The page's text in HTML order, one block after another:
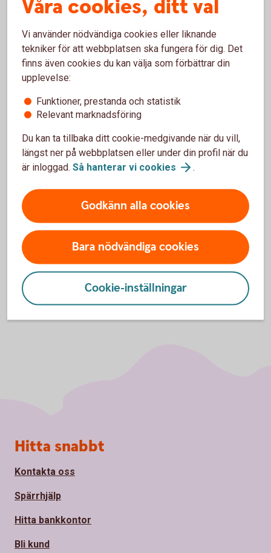
söker? Behöver du annan hjälp?
Kontakta Sparbanken Tranemo via vår telefonväxel.
Ring 0325 - 471 00
Du kan också hitta svar på vanliga frågor:
dödsbo
och statistik.
Inställningar för cookies
Våra cookies, ditt val
Vi använder nödvändiga cookies eller liknande
tekniker för att webbplatsen ska fungera för dig. Det
finns även cookies du kan välja som förbättrar din
upplevelse:
Funktioner, prestanda och statistik
Relevant marknadsföring
Du kan ta tillbaka ditt cookie-medgivande när du vill,
längst ner på webbplatsen eller under din profil när du
är inloggad. Så hanterar vi cookies .
Godkänn alla cookies
Bara nödvändiga cookies
Cookie-inställningar
Sidfot
Hitta snabbt
Kontakta oss
Spärrhjälp
Hitta bankkontor
Bli kund